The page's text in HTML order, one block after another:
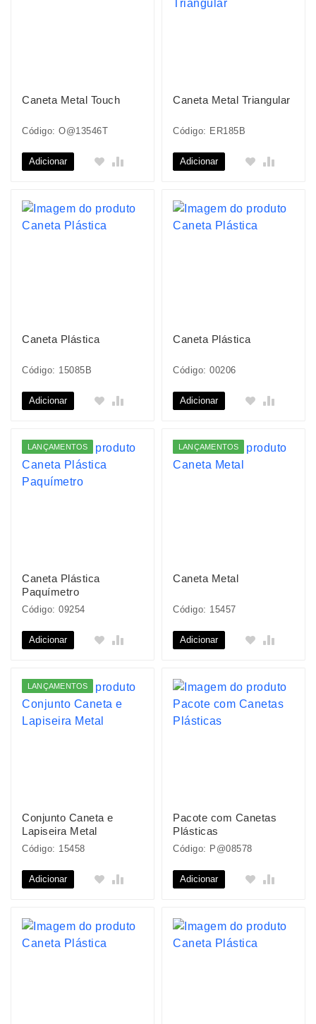
Caneta Metal Touch
Código: O@13546T
Adicionar
Caneta Metal Triangular
Código: ER185B
Adicionar
Caneta Plástica
Código: 15085B
Adicionar
Caneta Plástica
Código: 00206
Adicionar
LANÇAMENTOS
Caneta Plástica
Paquímetro
Código: 09254
Adicionar
LANÇAMENTOS
Caneta Metal
Código: 15457
Adicionar
LANÇAMENTOS
Conjunto Caneta e
Lapiseira Metal
Código: 15458
Adicionar
Pacote com Canetas
Plásticas
Código: P@08578
Adicionar